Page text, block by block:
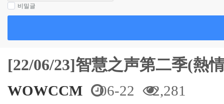
비밀글
[22/06/23]智慧之声第二季(熱
WOWCCM 06-22 2,281